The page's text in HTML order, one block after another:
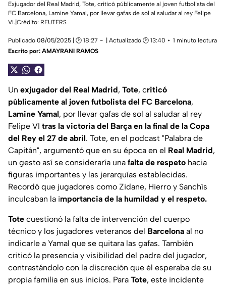
Exjugador del Real Madrid, Tote, criticó públicamente al joven futbolista del
FC Barcelona, Lamine Yamal, por llevar gafas de sol al saludar al rey Felipe
VI.|Crédito: REUTERS
Publicado 08/05/2025 | 🕑 18:27 | Actualizado 🕑 13:40
1 minuto lectura
Escrito por: AMAYRANI RAMOS
Un exjugador del Real Madrid, Tote, criticó
públicamente al joven futbolista del FC Barcelona,
Lamine Yamal, por llevar gafas de sol al saludar al rey
Felipe VI tras la victoria del Barça en la final de la Copa
del Rey el 27 de abril. Tote, en el podcast "Palabra de
Capitán", argumentó que en su época en el Real Madrid,
un gesto así se consideraría una falta de respeto hacia
figuras importantes y las jerarquías establecidas.
Recordó que jugadores como Zidane, Hierro y Sanchís
inculcaban la importancia de la humildad y el respeto.
Tote cuestionó la falta de intervención del cuerpo
técnico y los jugadores veteranos del Barcelona al no
indicarle a Yamal que se quitara las gafas. También
criticó la presencia y visibilidad del padre del jugador,
contrastándolo con la discreción que él esperaba de su
propia familia en sus inicios. Para Tote, este incidente